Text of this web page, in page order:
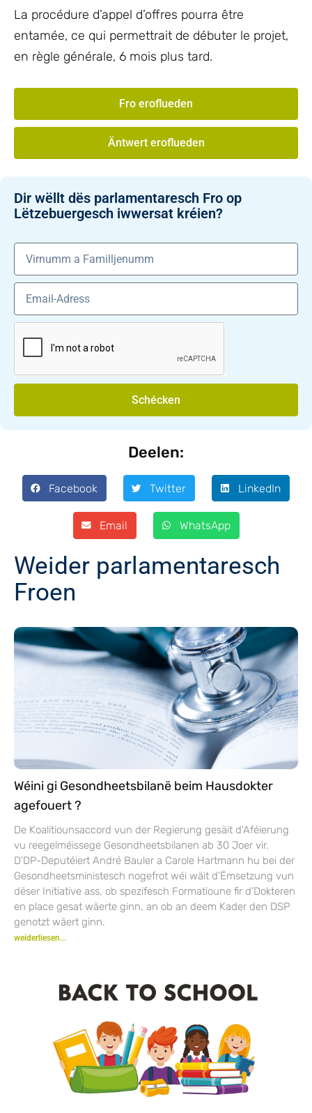
La procédure d’appel d’offres pourra être
entamée, ce qui permettrait de débuter le projet,
en règle générale, 6 mois plus tard.
Fro eroflueden
Äntwert eroflueden
Dir wëllt dës parlamentaresch Fro op
Lëtzebuergesch iwwersat kréien?
Schécken
Deelen:
Facebook Twitter LinkedIn
Email WhatsApp
Weider parlamentaresch
Froen
Wéini gi Gesondheetsbilanë beim Hausdokter
agefouert ?
De Koalitiounsaccord vun der Regierung gesäit d’Aféierung
vu reegelméissege Gesondheetsbilanen ab 30 Joer vir.
D’DP-Deputéiert André Bauler a Carole Hartmann hu bei der
Gesondheetsministesch nogefrot wéi wäit d’Ëmsetzung vun
dëser Initiative ass, ob spezifesch Formatioune fir d’Dokteren
en place gesat wäerte ginn, an ob an deem Kader den DSP
genotzt wäert ginn.
weiderliesen...